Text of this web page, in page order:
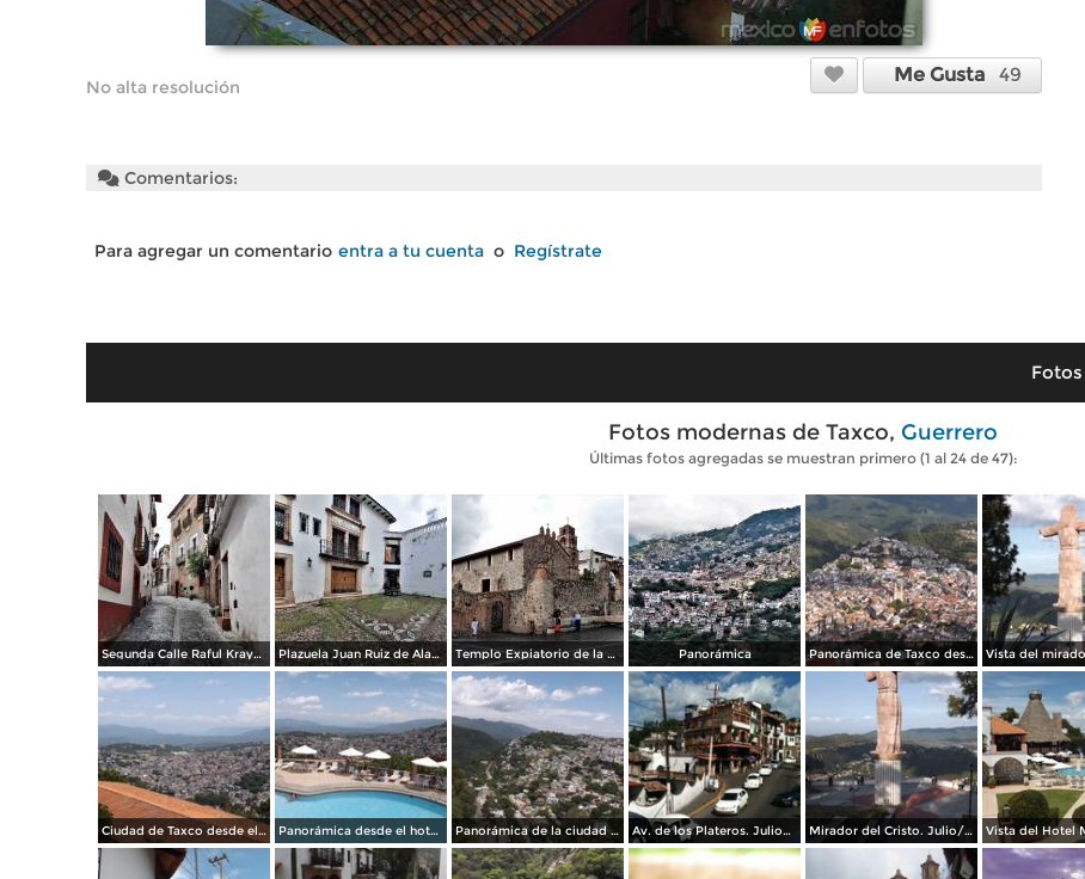
No alta resolución
Me Gusta 49
Comentarios:
Para agregar un comentario entra a tu cuenta o Regístrate
Fotos modernas de Taxco, Guerrero
Últimas fotos agregadas se muestran primero (1 al 24 de 47):
Segunda Calle Raful Krayem Plazuela Juan Ruiz de Alarcón Templo Expiatorio de la Santísima Trinidad Panorámica Panorámica de Taxco desde el mirador del Cristo. Julio/2014
Ciudad de Taxco desde el teleférico. Julio/2014 Panorámica desde el hotel Montetaxco. Julio/2014 Panorámica de la ciudad desde el teleférico. Julio/2014 Av. de los Plateros. Julio/2014 Mirador del Cristo. Julio/2014